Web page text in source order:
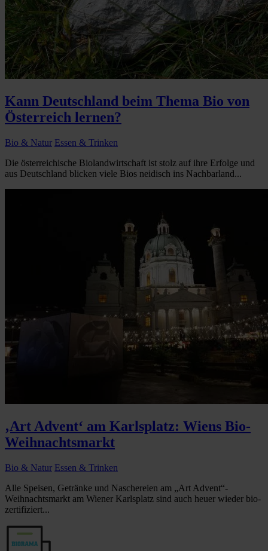
Kann Deutschland beim Thema Bio von
Österreich lernen?
Bio & Natur Essen & Trinken
Die österreichische Biolandwirtschaft ist stolz auf ihre Erfolge und
aus Deutschland blicken viele Bios neidisch ins Nachbarland...
‚Art Advent‘ am Karlsplatz: Wiens Bio-
Weihnachtsmarkt
Bio & Natur Essen & Trinken
Alle Speisen, Getränke und Naschereien am „Art Advent“-
Weihnachtsmarkt am Wiener Karlsplatz sind auch heuer wieder bio-
zertifiziert...